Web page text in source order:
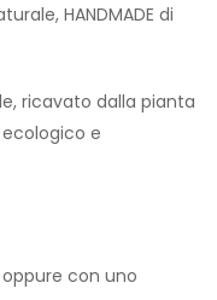
HANDMADE di
ricavato dalla pianta
ecologico e
con uno